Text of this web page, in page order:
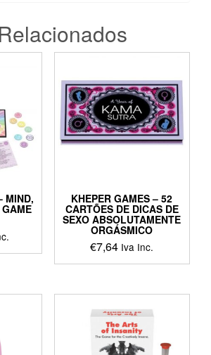
MIND, KHEPER GAMES – 52
CARTÕES DE DICAS DE
SEXO ABSOLUTAMENTE
ORGÁSMICO
€7,64 Iva Inc.